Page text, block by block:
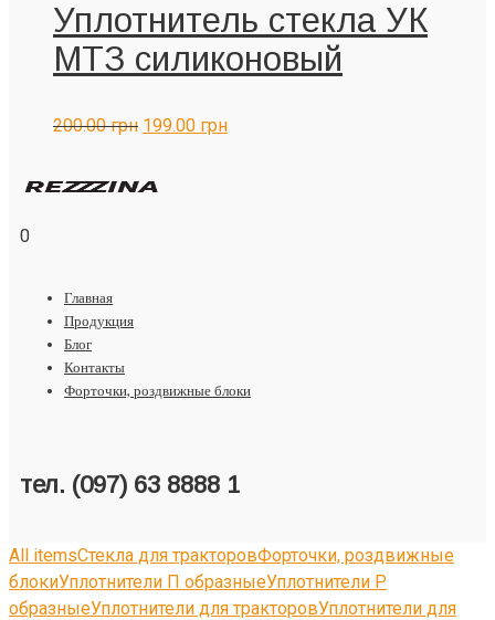
Уплотнитель стекла УК
МТЗ силиконовый
200.00грн 199.00 грн
0
Главная
Продукция
Блог
Контакты
Форточки, роздвижные блоки
тел. (097) 63 8888 1
All itemsСтекла для тракторовФорточки, роздвижные
блокиУплотнители П образныеУплотнители Р
образныеУплотнители для тракторовУплотнители для